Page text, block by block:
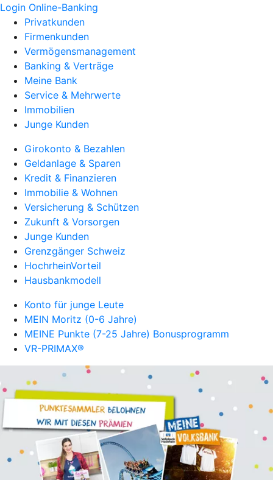
Login Online-Banking
Privatkunden
Firmenkunden
Vermögensmanagement
Banking & Verträge
Meine Bank
Service & Mehrwerte
Immobilien
Junge Kunden
Girokonto & Bezahlen
Geldanlage & Sparen
Kredit & Finanzieren
Immobilie & Wohnen
Versicherung & Schützen
Zukunft & Vorsorgen
Junge Kunden
Grenzgänger Schweiz
HochrheinVorteil
Hausbankmodell
Konto für junge Leute
MEIN Moritz (0-6 Jahre)
MEINE Punkte (7-25 Jahre) Bonusprogramm
VR-PRIMAX®